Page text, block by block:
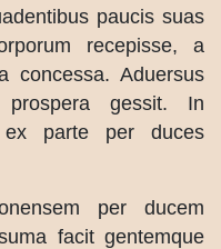
paucis suas
recepisse, a
concessa. Aduersus
prospera gessit. In
ex parte per duces
per ducem
facit gentemque